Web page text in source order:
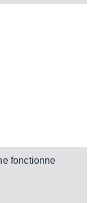
fonctionne